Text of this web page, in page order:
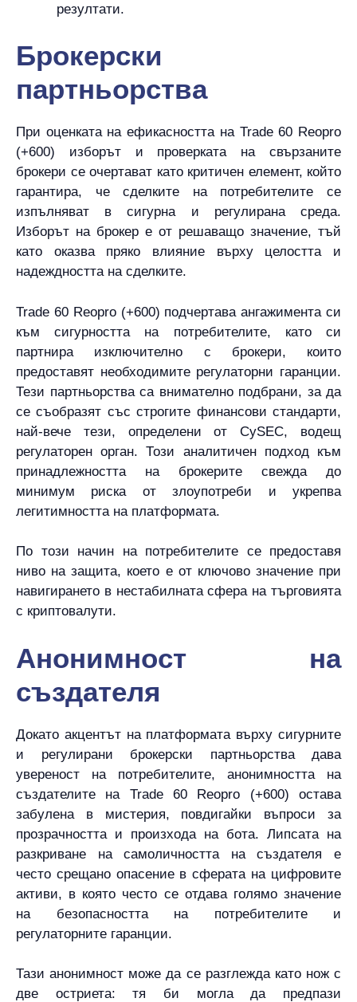
резултати.
Брокерски
партньорства
При оценката на ефикасността на Trade 60 Reopro
(+600) изборът и проверката на свързаните
брокери се очертават като критичен елемент, който
гарантира, че сделките на потребителите се
изпълняват в сигурна и регулирана среда.
Изборът на брокер е от решаващо значение, тъй
като оказва пряко влияние върху целостта и
надеждността на сделките.
Trade 60 Reopro (+600) подчертава ангажимента си
към сигурността на потребителите, като си
партнира изключително с брокери, които
предоставят необходимите регулаторни гаранции.
Тези партньорства са внимателно подбрани, за да
се съобразят със строгите финансови стандарти,
най-вече тези, определени от CySEC, водещ
регулаторен орган. Този аналитичен подход към
принадлежността на брокерите свежда до
минимум риска от злоупотреби и укрепва
легитимността на платформата.
По този начин на потребителите се предоставя
ниво на защита, което е от ключово значение при
навигирането в нестабилната сфера на търговията
с криптовалути.
Анонимност на
създателя
Докато акцентът на платформата върху сигурните
и регулирани брокерски партньорства дава
увереност на потребителите, анонимността на
създателите на Trade 60 Reopro (+600) остава
забулена в мистерия, повдигайки въпроси за
прозрачността и произхода на бота. Липсата на
разкриване на самоличността на създателя е
често срещано опасение в сферата на цифровите
активи, в която често се отдава голямо значение
на безопасността на потребителите и
регулаторните гаранции.
Тази анонимност може да се разглежда като нож с
две остриета: тя би могла да предпази